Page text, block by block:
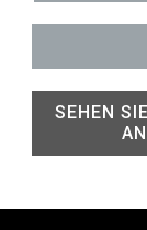
SEHEN